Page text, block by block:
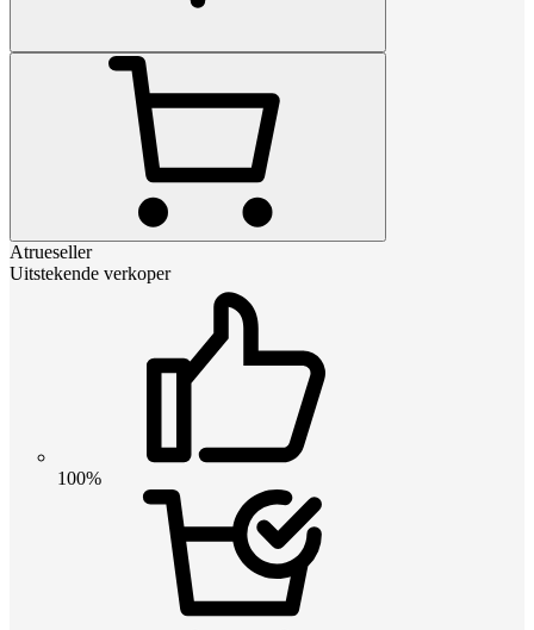
Atrueseller
Uitstekende verkoper
100%